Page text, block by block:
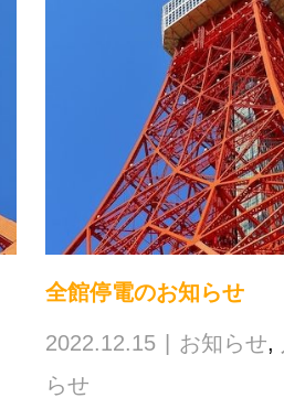
全館停電のお知らせ
2022.12.15 お知らせ,
らせ